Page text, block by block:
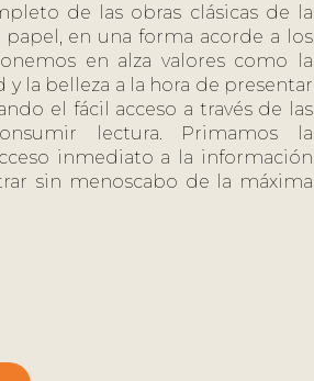
de las obras clásicas de la
en una forma acorde a los
en alza valores como la
la belleza a la hora de presentar
el fácil acceso a través de las
lectura. Primamos la
inmediato a la información
sin menoscabo de la máxima